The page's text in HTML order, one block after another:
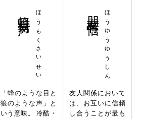
ほうもくさいせい
「蜂のような目と
狼のような声」と
いう意味。 冷酷・
ほうゆうゆうしん
友人関係において
は、お互いに信頼
し合うことが最も